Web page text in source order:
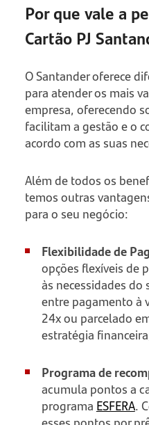
Por que vale a
Cartão PJ
O Santander oferece
para atender os mais
empresa, oferecendo
facilitam a gestão e o
acordo com as suas
Além de todos os
temos outras
para o seu negócio:
Flexibilidade de
opções flexíveis de
às necessidades do
entre pagamento à
24x ou parcelado
estratégia
Programa de
acumula pontos a
programa ESFERA.